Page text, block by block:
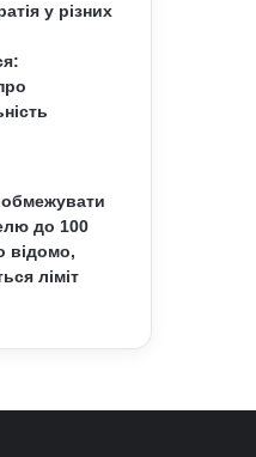
у різних
до 100
відомо,
ліміт